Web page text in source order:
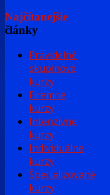
Najčítanejšie
články
Pravidelné
skupinové
kurzy
Firemné
kurzy
Intenzívne
kurzy
Individuálne
kurzy
Špecializované
kurzy